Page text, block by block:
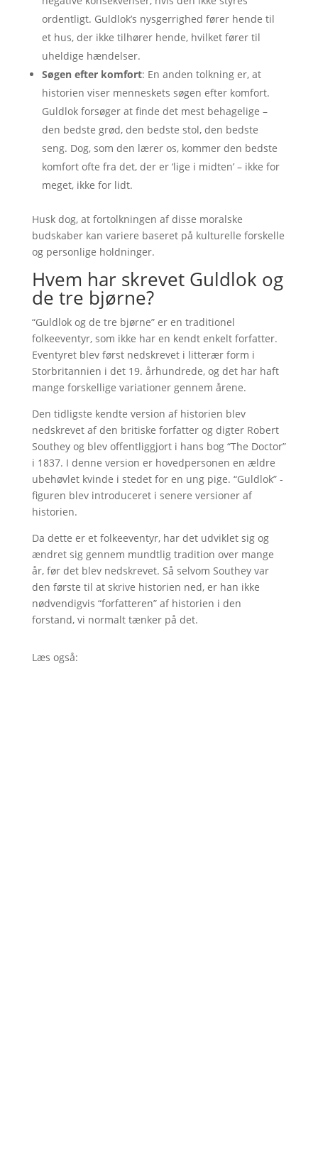
ordentligt. Guldlok’s nysgerrighed fører hende til
et hus, der ikke tilhører hende, hvilket fører til
uheldige hændelser.
Søgen efter komfort: En anden tolkning er, at
historien viser menneskets søgen efter komfort.
Guldlok forsøger at finde det mest behagelige –
den bedste grød, den bedste stol, den bedste
seng. Dog, som den lærer os, kommer den bedste
komfort ofte fra det, der er ‘lige i midten’ – ikke for
meget, ikke for lidt.
Husk dog, at fortolkningen af disse moralske
budskaber kan variere baseret på kulturelle forskelle
og personlige holdninger.
Hvem har skrevet Guldlok og
de tre bjørne?
“Guldlok og de tre bjørne” er en traditionel
folkeeventyr, som ikke har en kendt enkelt forfatter.
Eventyret blev først nedskrevet i litterær form i
Storbritannien i det 19. århundrede, og det har haft
mange forskellige variationer gennem årene.
Den tidligste kendte version af historien blev
nedskrevet af den britiske forfatter og digter Robert
Southey og blev offentliggjort i hans bog “The Doctor”
i 1837. I denne version er hovedpersonen en ældre
ubehøvlet kvinde i stedet for en ung pige. “Guldlok” -
figuren blev introduceret i senere versioner af
historien.
Da dette er et folkeeventyr, har det udviklet sig og
ændret sig gennem mundtlig tradition over mange
år, før det blev nedskrevet. Så selvom Southey var
den første til at skrive historien ned, er han ikke
nødvendigvis “forfatteren” af historien i den
forstand, vi normalt tænker på det.
Læs også: